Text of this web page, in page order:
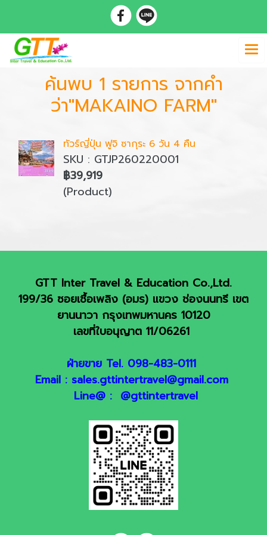
ค้นพบ 1 รายการ จากคำ
ว่า"MAKAINO FARM"
ทัวร์ญี่ปุ่น ฟูจิ ซากุระ 6 วัน 4 คืน
SKU : GTJP260220001
฿39,919
(Product)
GTT Inter Travel & Education Co.,Ltd.
199/36 ซอยเชื้อเพลิง (อมร) แขวง ช่องนนทรี เขต
ยานนาวา กรุงเทพมหานคร 10120
เลขที่ใบอนุญาต 11/06261
ฝ่ายขาย Tel. 098-483-0111
Email : sales.gttintertravel@gmail.com
Line@ : @gttintertravel